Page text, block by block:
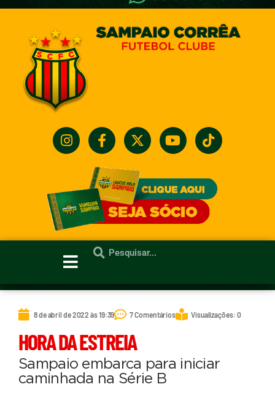
8 de abril de 2022 às 19:39 7 Comentários Visualizações: 0
HORA DA ESTREIA
Sampaio embarca para iniciar
caminhada na Série B